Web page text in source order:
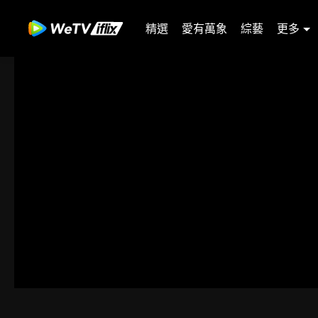
精選 愛有萬象 綜藝 更多